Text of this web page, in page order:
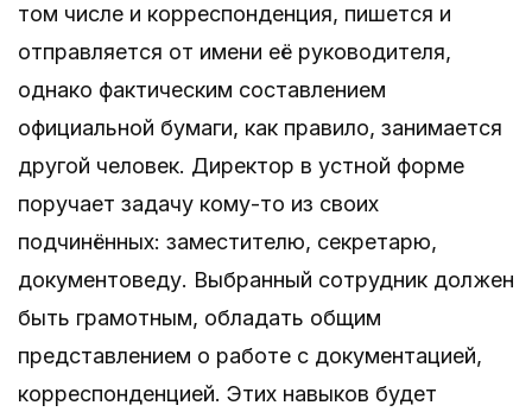
том числе и корреспонденция, пишется и
отправляется от имени её руководителя,
однако фактическим составлением
официальной бумаги, как правило, занимается
другой человек. Директор в устной форме
поручает задачу кому-то из своих
подчинённых: заместителю, секретарю,
документоведу. Выбранный сотрудник должен
быть грамотным, обладать общим
представлением о работе с документацией,
корреспонденцией. Этих навыков будет